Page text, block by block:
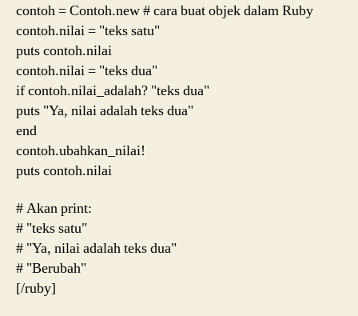
contoh = Contoh.new # cara buat objek dalam Ruby
contoh.nilai = "teks satu"
puts contoh.nilai
contoh.nilai = "teks dua"
if contoh.nilai_adalah? "teks dua"
puts "Ya, nilai adalah teks dua"
end
contoh.ubahkan_nilai!
puts contoh.nilai
# Akan print:
# "teks satu"
# "Ya, nilai adalah teks dua"
# "Berubah"
[/ruby]